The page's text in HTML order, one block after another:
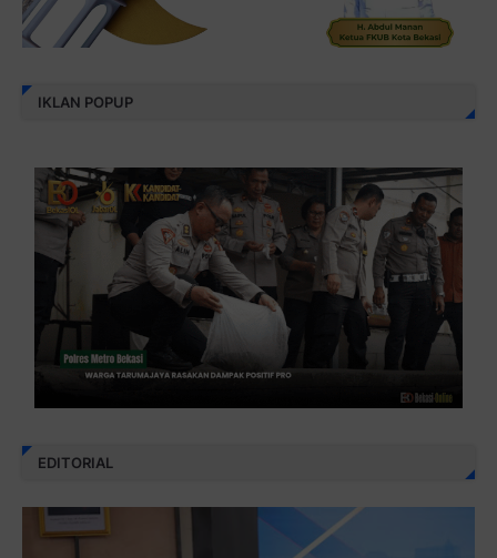
IKLAN POPUP
EDITORIAL